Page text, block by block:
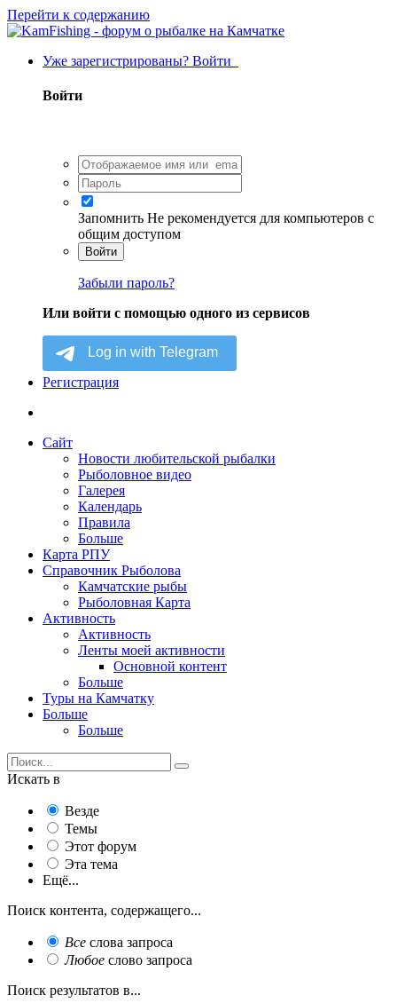
Перейти к содержанию
Уже зарегистрированы? Войти
Войти
Запомнить Не рекомендуется для компьютеров с
общим доступом
Войти
Забыли пароль?
Или войти с помощью одного из сервисов
Регистрация
Сайт
Новости любительской рыбалки
Рыболовное видео
Галерея
Календарь
Правила
Больше
Карта РПУ
Справочник Рыболова
Камчатские рыбы
Рыболовная Карта
Активность
Активность
Ленты моей активности
Основной контент
Больше
Туры на Камчатку
Больше
Больше
Искать в
Везде
Темы
Этот форум
Эта тема
Ещё...
Поиск контента, содержащего...
Все слова запроса
Любое слово запроса
Поиск результатов в...